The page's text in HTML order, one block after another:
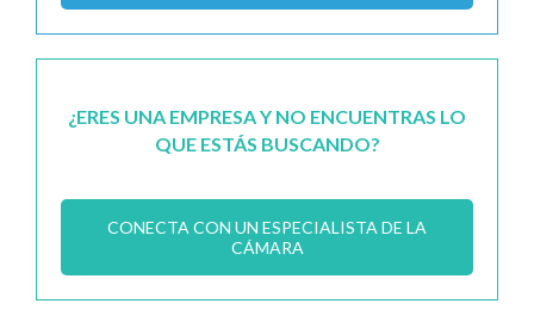
¿ERES UNA EMPRESA Y NO ENCUENTRAS LO
QUE ESTÁS BUSCANDO?
CONECTA CON UN ESPECIALISTA DE LA
CÁMARA